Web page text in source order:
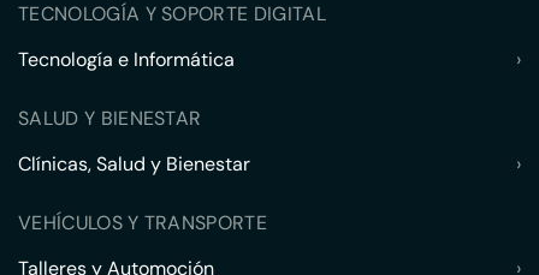
TECNOLOGÍA Y SOPORTE DIGITAL
Tecnología e Informática
›
SALUD Y BIENESTAR
Clínicas, Salud y Bienestar
›
VEHÍCULOS Y TRANSPORTE
Talleres y Automoción
›